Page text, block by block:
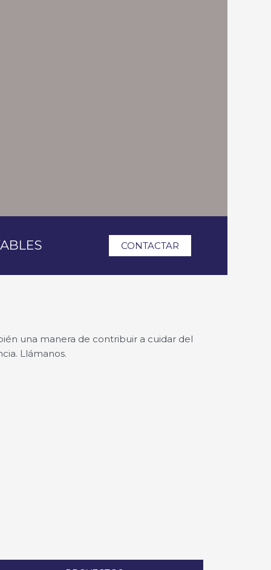
CONTACTAR
una manera de contribuir a cuidar del
Llámanos.